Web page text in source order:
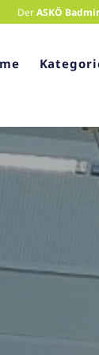
DerASKÖ